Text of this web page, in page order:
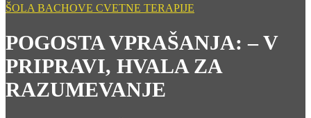
ŠOLA BACHOVE CVETNE TERAPIJE
POGOSTA VPRAŠANJA: – V
PRIPRAVI, HVALA ZA
RAZUMEVANJE